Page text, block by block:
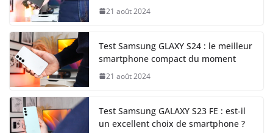
21 août 2024
Test Samsung GLAXY S24 : le meilleur
smartphone compact du moment
21 août 2024
Test Samsung GALAXY S23 FE : est-il
un excellent choix de smartphone ?